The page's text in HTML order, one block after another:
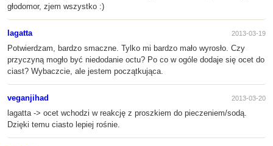
głodomor, zjem wszystko :)
lagatta 2013-03-19
Potwierdzam, bardzo smaczne. Tylko mi bardzo mało wyrosło. Czy
przyczyną mogło być niedodanie octu? Po co w ogóle dodaje się ocet do
ciast? Wybaczcie, ale jestem początkująca.
veganjihad 2013-03-20
lagatta -> ocet wchodzi w reakcję z proszkiem do pieczeniem/sodą.
Dzięki temu ciasto lepiej rośnie.